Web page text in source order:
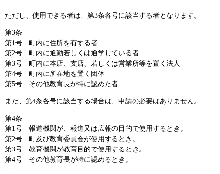
ただし、使用できる者は、第3条各号に該当する者となります。
第3条
第1号 町内に住所を有する者
第2号 町内に通勤若しくは通学している者
第3号 町内に本店、支店、若しくは営業所等を置く法人
第4号 町内に所在地を置く団体
第5号 その他教育長が特に認めた者
また、第4条各号に該当する場合は、申請の必要はありません。
第4条
第1号 報道機関が、報道又は広報の目的で使用するとき。
第2号 町及び教育委員会が使用するとき。
第3号 教育機関が教育目的で使用するとき。
第4号 その他教育長が特に認めるとき。